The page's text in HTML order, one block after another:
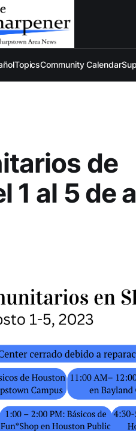
TopicsCommunity Calendar
de
1 al 5 de